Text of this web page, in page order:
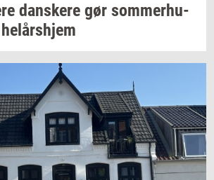
dan­ske­re gør som­mer­hu­
helårs­hjem